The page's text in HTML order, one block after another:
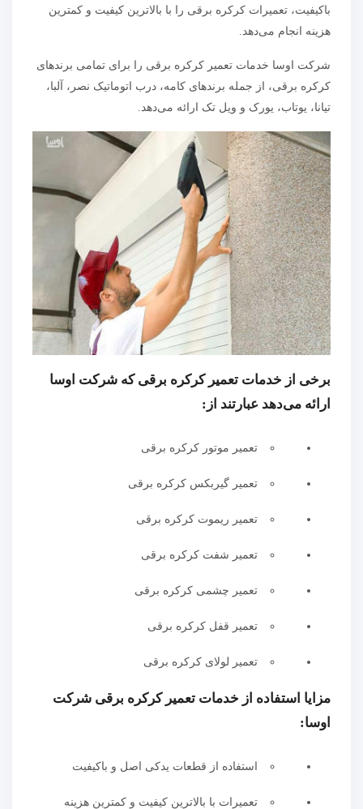
باکیفیت، تعمیرات کرکره برقی را با بالاترین کیفیت و کمترین
هزینه انجام می‌دهد.
شرکت اوسا خدمات تعمیر کرکره برقی را برای تمامی برندهای
کرکره برقی، از جمله برندهای کامه، درب اتوماتیک نصر، آلبا،
تیانا، یوتاب، یورک و ویل تک ارائه می‌دهد.
برخی از خدمات تعمیر کرکره برقی که شرکت اوسا
ارائه می‌دهد عبارتند از:
تعمیر موتور کرکره برقی
تعمیر گیربکس کرکره برقی
تعمیر ریموت کرکره برقی
تعمیر شفت کرکره برقی
تعمیر چشمی کرکره برقی
تعمیر قفل کرکره برقی
تعمیر لولای کرکره برقی
مزایا استفاده از خدمات تعمیر کرکره برقی شرکت
اوسا:
استفاده از قطعات یدکی اصل و باکیفیت
تعمیرات با بالاترین کیفیت و کمترین هزینه